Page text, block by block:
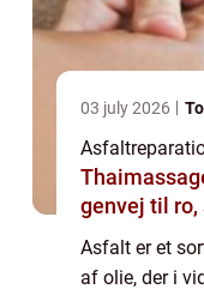
03 july 2026
genvej til ro,
Asfalt er et
af olie, der i